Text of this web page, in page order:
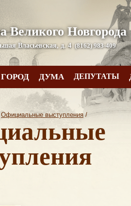
Великого Новгорода
Власьевская, д. 4 (8162) 983-409
ГОРОД ДУМА ДЕПУТАТЫ
Официальные выступления /